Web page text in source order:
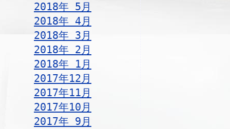
2018年 5月
2018年 4月
2018年 3月
2018年 2月
2018年 1月
2017年12月
2017年11月
2017年10月
2017年 9月